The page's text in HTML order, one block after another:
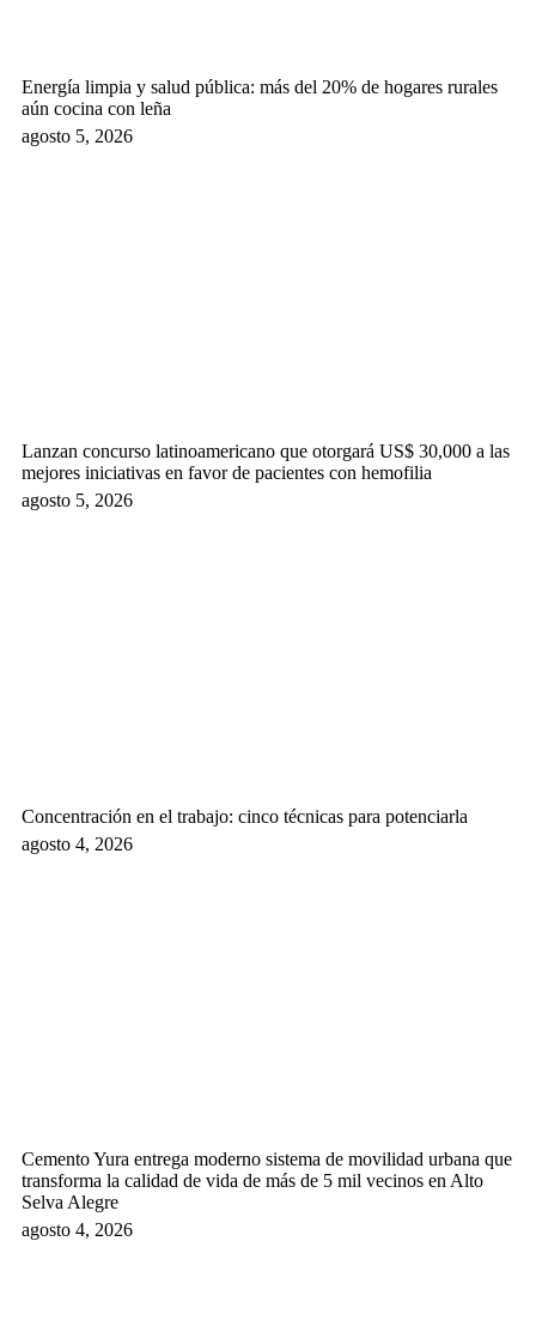
Energía limpia y salud pública: más del 20% de hogares rurales
aún cocina con leña
agosto 5, 2026
Lanzan concurso latinoamericano que otorgará US$ 30,000 a las
mejores iniciativas en favor de pacientes con hemofilia
agosto 5, 2026
Concentración en el trabajo: cinco técnicas para potenciarla
agosto 4, 2026
Cemento Yura entrega moderno sistema de movilidad urbana que
transforma la calidad de vida de más de 5 mil vecinos en Alto
Selva Alegre
agosto 4, 2026